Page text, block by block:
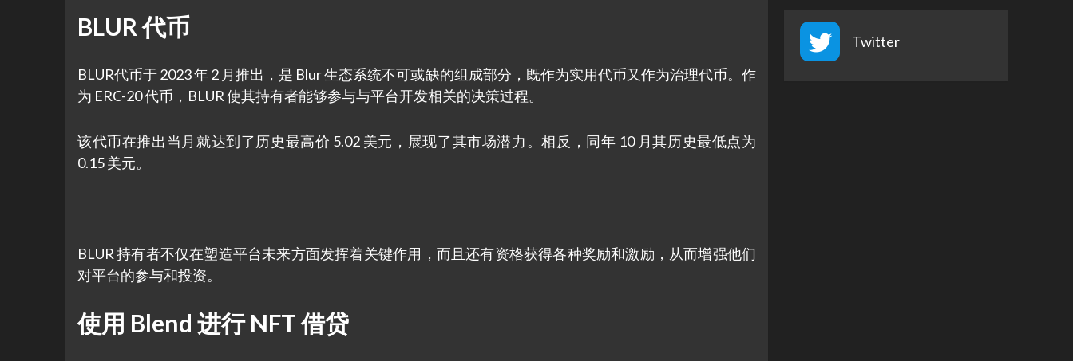
BLUR 代币
BLUR代币于 2023 年 2 月推出，是 Blur 生态系统不可或缺的组成部分，既作为实用代币又作为治理代币。作
为 ERC-20 代币，BLUR 使其持有者能够参与与平台开发相关的决策过程。
该代币在推出当月就达到了历史最高价 5.02 美元，展现了其市场潜力。相反，同年 10 月其历史最低点为
0.15 美元。
BLUR 持有者不仅在塑造平台未来方面发挥着关键作用，而且还有资格获得各种奖励和激励，从而增强他们
对平台的参与和投资。
使用 Blend 进行 NFT 借贷
Twitter